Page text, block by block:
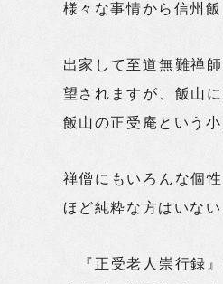
様々な事情から信州
出家して至道無難禅
望されますが、飯山
飯山の正受庵という
禅僧にもいろんな個
ほど純粋な方はいな
『正受老人崇行録』